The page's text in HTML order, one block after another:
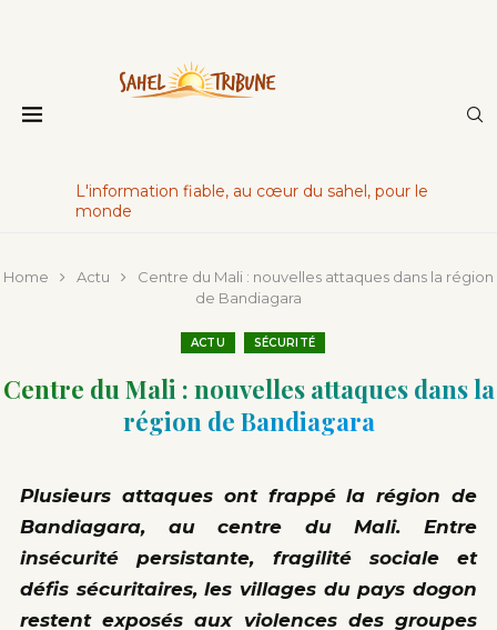
L'information fiable, au cœur du sahel, pour le
monde
Home Actu
Centre du Mali : nouvelles attaques dans la région
de Bandiagara
ACTU SÉCURITÉ
Centre du Mali : nouvelles attaques dans la
région de Bandiagara
Plusieurs attaques ont frappé la région de
Bandiagara, au centre du Mali. Entre
insécurité persistante, fragilité sociale et
défis sécuritaires, les villages du pays dogon
restent exposés aux violences des groupes